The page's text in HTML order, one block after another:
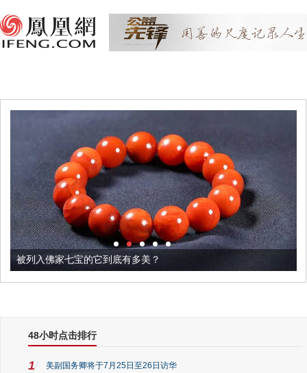
被列入佛家七宝的它到底有多美？
48小时点击排行
1 美副国务卿将于7月25日至26日访华